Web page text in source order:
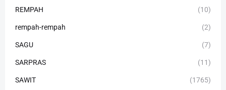
REMPAH (10)
rempah-rempah (2)
SAGU (7)
SARPRAS (11)
SAWIT (1765)